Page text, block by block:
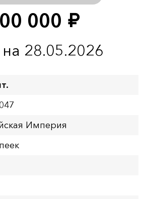
000 руб.
28.05.2026
Империя